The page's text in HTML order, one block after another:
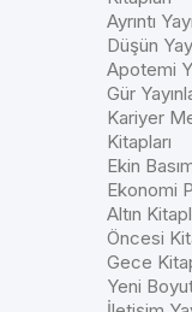
Ayrıntı
Düşün
Apotemi
Gür
Kariyer
Kitapları
Ekin
Ekonomi
Altın
Öncesi
Gece
Yeni